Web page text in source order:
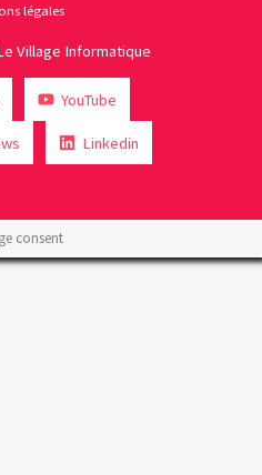
légales
Village Informatique
YouTube
Linkedin
consent